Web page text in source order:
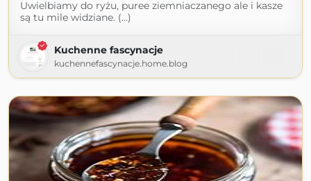
Uwielbiamy do ryżu, puree ziemniaczanego ale i kasze
są tu mile widziane. (...)
Kuchenne fascynacje
kuchennefascynacje.home.blog